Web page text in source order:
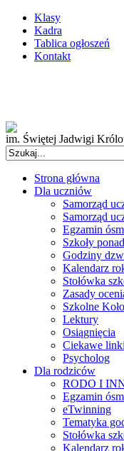
Klasy
Kadra
Tablica ogłoszeń
Kontakt
im. Świętej Jadwigi
Strona główna
Dla uczniów
Samorząd
Samorząd
Egzamin
Szkoły
Godziny
Kalendarz
Stołówka
Zasady
Szkolne
Lektury
Osiągnięcia
Ciekawe linki
Psycholog
Dla rodziców
RODO I
Egzamin
eTwinning
Tematyka
Stołówka
Kalendarz